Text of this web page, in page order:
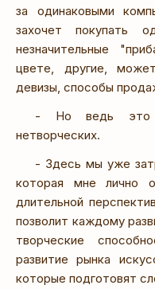
за одинаковыми
захочет покупать
незначительные
цвете, другие,
девизы, способы
- Но ведь это
нетворческих.
- Здесь мы уже
которая мне лично
длительной
позволит каждому
творческие
развитие рынка
которые подготовят